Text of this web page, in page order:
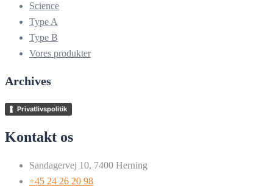
Science
Type A
Type B
Vores produkter
Archives
Privatlivspolitik
Kontakt os
Sandagervej 10, 7400 Herning
+45 24 26 20 98